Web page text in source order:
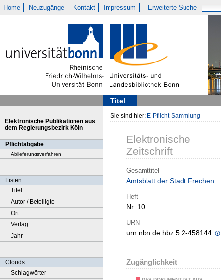
Home Neuzugänge Kontakt Impressum Erweiterte Suche
Titel
Elektronische Publikationen aus
dem Regierungsbezirk Köln
Pflichtabgabe
Ablieferungsverfahren
Listen
Titel
Autor / Beteiligte
Ort
Verlag
Jahr
Clouds
Schlagwörter
Sie sind hier: E-Pflicht-Sammlung
Elektronische
Zeitschrift
Gesamttitel
Amtsblatt der Stadt Frechen
Heft
Nr. 10
URN
urn:nbn:de:hbz:5:2-458144
Zugänglichkeit